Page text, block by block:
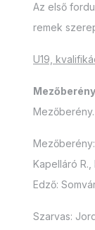
Az első
remek
U19,
Mezőberény:
Kapelláró R.,
Edző:
Szarvas: